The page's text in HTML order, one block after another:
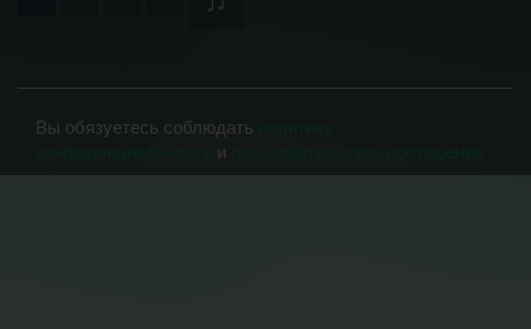
Вы обязуетесь соблюдать
и